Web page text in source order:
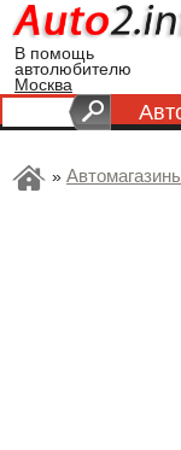
В помощь
автолюбителю
Москва
»